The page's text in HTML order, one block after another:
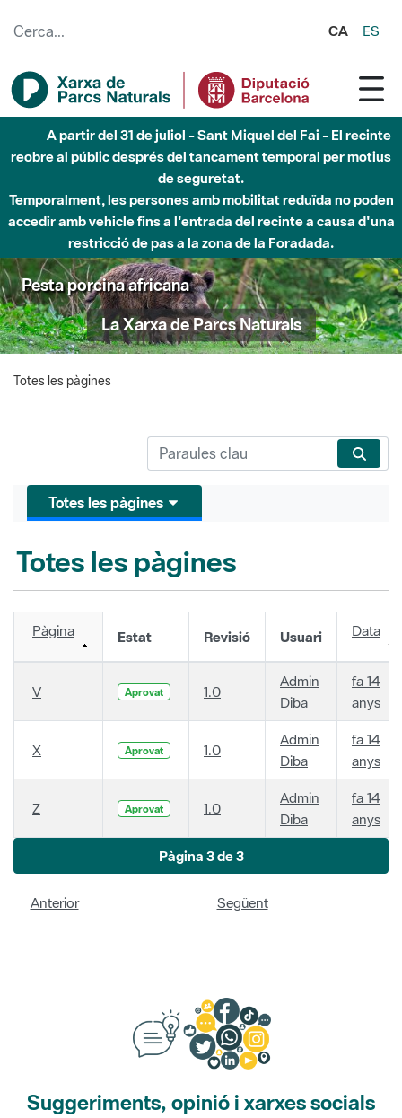
CA ES
A partir del 31 de juliol - Sant Miquel del Fai - El recinte
reobre al públic després del tancament temporal per motius
de seguretat.
Temporalment, les persones amb mobilitat reduïda no poden
accedir amb vehicle fins a l'entrada del recinte a causa d'una
restricció de pas a la zona de la Foradada.
Pesta porcina africana
La Xarxa de Parcs Naturals
Totes les pàgines
Totes les pàgines
Totes les pàgines
Pàgina Estat Revisió Usuari Data
V Aprovat 1.0
Admin
Diba
fa 14
anys
X Aprovat 1.0
Admin
Diba
fa 14
anys
Z Aprovat 1.0
Admin
Diba
fa 14
anys
Pàgina 3 de 3
Anterior Següent
Suggeriments, opinió i xarxes socials